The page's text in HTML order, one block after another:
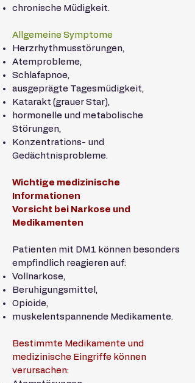
chronische Müdigkeit.
Allgemeine Symptome
Herzrhythmusstörungen,
Atemprobleme,
Schlafapnoe,
ausgeprägte Tagesmüdigkeit,
Katarakt (grauer Star),
hormonelle und metabolische
Störungen,
Konzentrations- und
Gedächtnisprobleme.
Wichtige medizinische
Informationen
Vorsicht bei Narkose und
Medikamenten
Patienten mit DM1 können besonders
empfindlich reagieren auf:
Vollnarkose,
Beruhigungsmittel,
Opioide,
muskelentspannende Medikamente.
Bestimmte Medikamente und
medizinische Eingriffe können
verursachen: